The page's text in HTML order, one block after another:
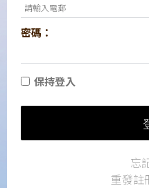
密碼：
保持登入
忘
重發註